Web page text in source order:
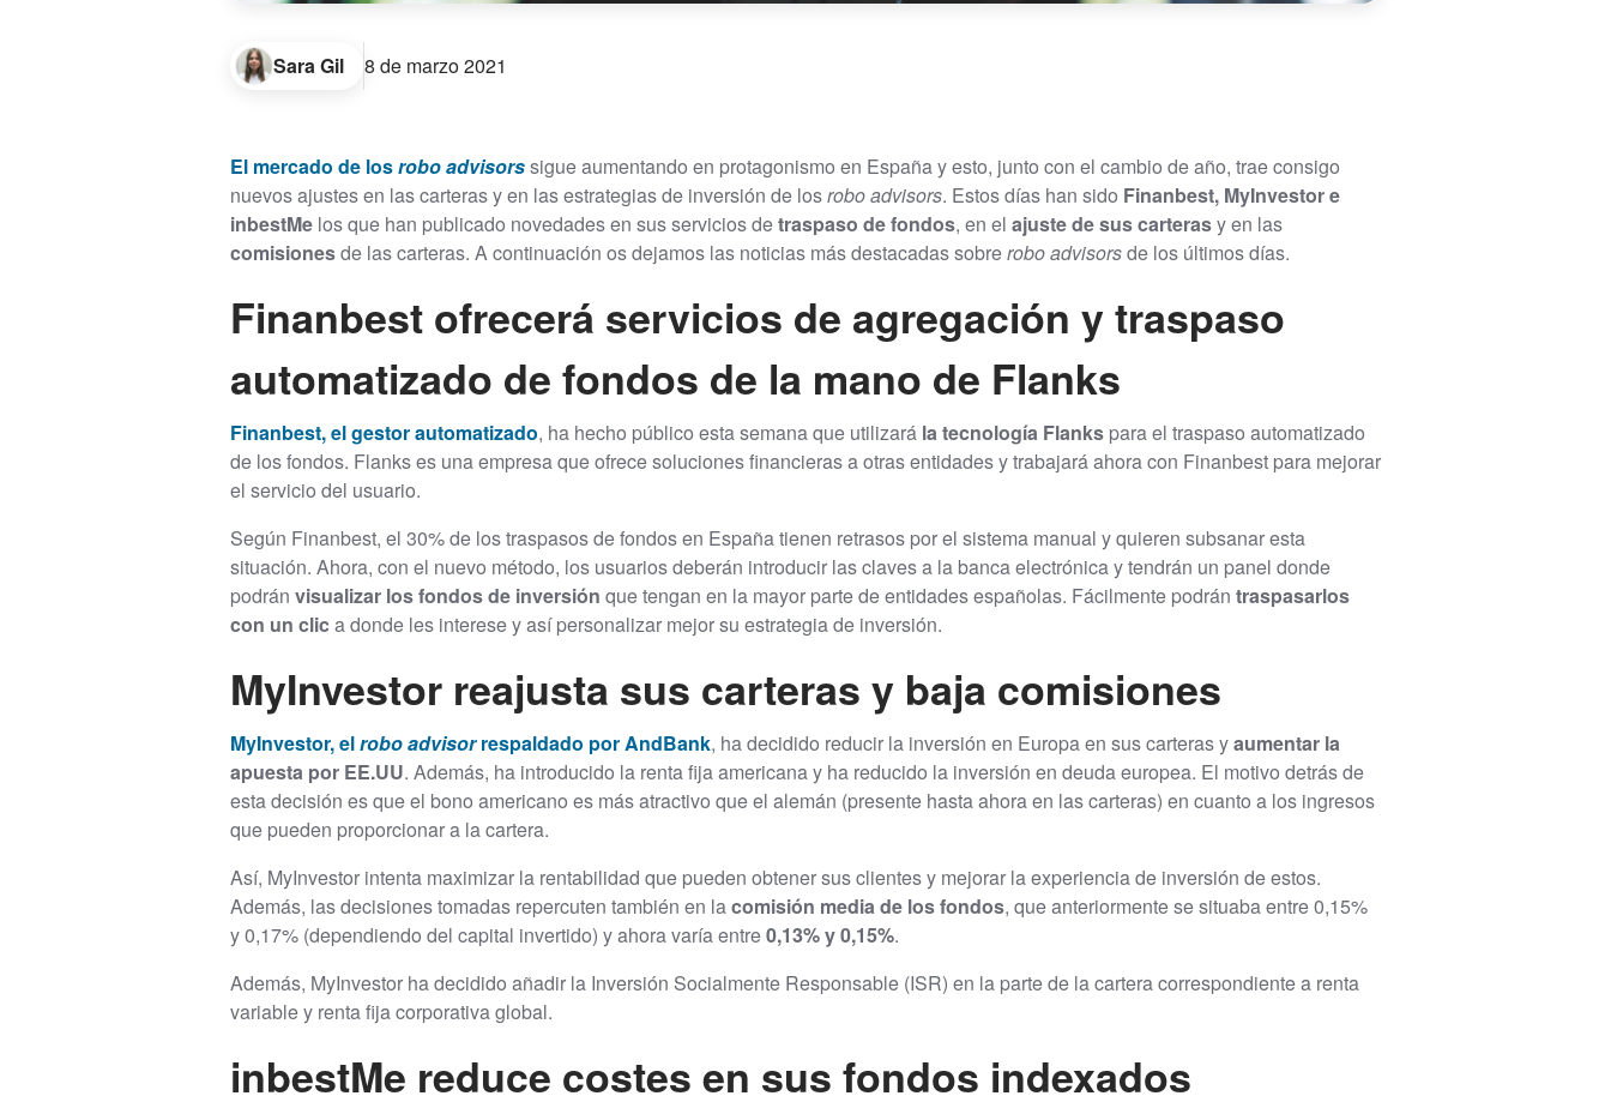
Sara Gil 8 de marzo 2021
El mercado de losrobo advisorssigue aumentando en protagonismo en España y esto, junto con el cambio de año, trae consigo
nuevos ajustes en las carteras y en las estrategias de inversión de losrobo advisors. Estos días han sido Finanbest, MyInvestor e
inbestMe los que han publicado novedades en sus servicios detraspaso de fondos, en el ajuste de sus carterasy en las
comisionesde las carteras. A continuación os dejamos las noticias más destacadas sobrerobo advisorsde los últimos días.
Finanbest ofrecerá servicios de agregación y traspaso
automatizado de fondos de la mano de Flanks
Finanbest, el gestor automatizado, ha hecho público esta semana que utilizará la tecnología Flanks para el traspaso automatizado
de los fondos. Flanks es una empresa que ofrece soluciones financieras a otras entidades y trabajará ahora con Finanbest para mejorar
el servicio del usuario.
Según Finanbest, el 30% de los traspasos de fondos en España tienen retrasos por el sistema manual y quieren subsanar esta
situación. Ahora, con el nuevo método, los usuarios deberán introducir las claves a la banca electrónica y tendrán un panel donde
podrán visualizar los fondos de inversión que tengan en la mayor parte de entidades españolas. Fácilmente podrán traspasarlos
con un clic a donde les interese y así personalizar mejor su estrategia de inversión.
MyInvestor reajusta sus carteras y baja comisiones
MyInvestor, elrobo advisorrespaldado por AndBank, ha decidido reducir la inversión en Europa en sus carteras yaumentar la
apuesta por EE.UU. Además, ha introducido la renta fija americana y ha reducido la inversión en deuda europea. El motivo detrás de
esta decisión es que el bono americano es más atractivo que el alemán (presente hasta ahora en las carteras) en cuanto a los ingresos
que pueden proporcionar a la cartera.
Así, MyInvestor intenta maximizar la rentabilidad que pueden obtener sus clientes y mejorar la experiencia de inversión de estos.
Además, las decisiones tomadas repercuten también en la comisión media de los fondos, que anteriormente se situaba entre 0,15%
y 0,17% (dependiendo del capital invertido) y ahora varía entre0,13% y 0,15%.
Además, MyInvestor ha decidido añadir la Inversión Socialmente Responsable (ISR) en la parte de la cartera correspondiente a renta
variable y renta fija corporativa global.
inbestMe reduce costes en sus fondos indexados